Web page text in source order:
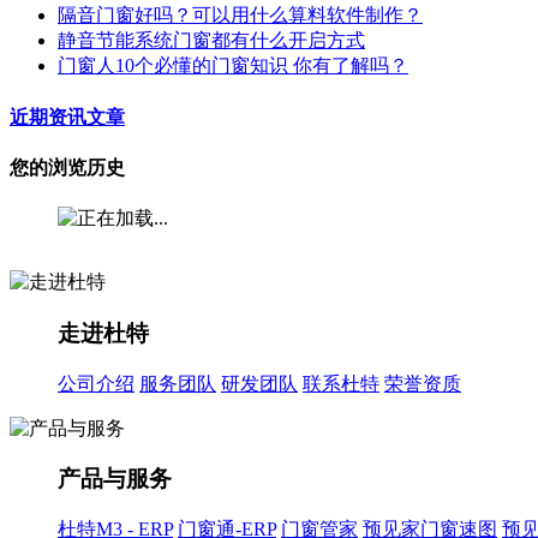
隔音门窗好吗？可以用什么算料软件制作？
静音节能系统门窗都有什么开启方式
门窗人10个必懂的门窗知识 你有了解吗？
近期资讯文章
您的浏览历史
走进杜特
公司介绍 服务团队 研发团队 联系杜特 荣誉资质
产品与服务
杜特M3 - ERP 门窗通-ERP 门窗管家 预见家门窗速图 预